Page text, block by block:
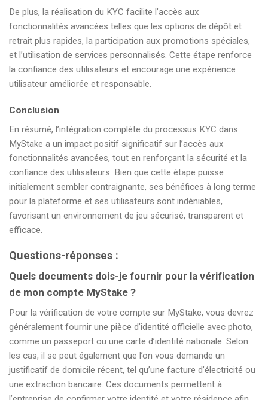
De plus, la réalisation du KYC facilite l’accès aux
fonctionnalités avancées telles que les options de dépôt et
retrait plus rapides, la participation aux promotions spéciales,
et l’utilisation de services personnalisés. Cette étape renforce
la confiance des utilisateurs et encourage une expérience
utilisateur améliorée et responsable.
Conclusion
En résumé, l’intégration complète du processus KYC dans
MyStake a un impact positif significatif sur l’accès aux
fonctionnalités avancées, tout en renforçant la sécurité et la
confiance des utilisateurs. Bien que cette étape puisse
initialement sembler contraignante, ses bénéfices à long terme
pour la plateforme et ses utilisateurs sont indéniables,
favorisant un environnement de jeu sécurisé, transparent et
efficace.
Questions-réponses :
Quels documents dois-je fournir pour la vérification
de mon compte MyStake ?
Pour la vérification de votre compte sur MyStake, vous devrez
généralement fournir une pièce d’identité officielle avec photo,
comme un passeport ou une carte d’identité nationale. Selon
les cas, il se peut également que l’on vous demande un
justificatif de domicile récent, tel qu’une facture d’électricité ou
une extraction bancaire. Ces documents permettent à